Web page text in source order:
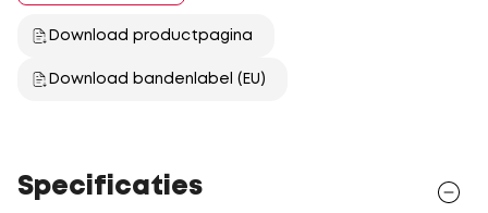
Download productpagina
Download bandenlabel (EU)
Specificaties